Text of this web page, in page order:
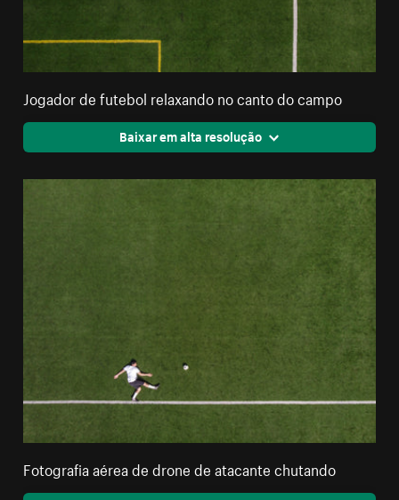
Jogador de futebol relaxando no canto do campo
Baixar em alta resolução
Fotografia aérea de drone de atacante chutando